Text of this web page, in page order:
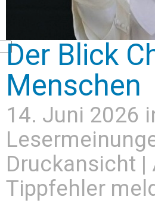
Der Blick
Menschen
14. Juni 2026
Druckansicht |
Tippfehler